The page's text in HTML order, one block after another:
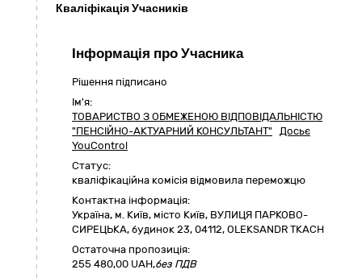
Кваліфікація Учасників
Інформація про Учасника
Рішення підписано
Ім'я:
ТОВАРИСТВО З ОБМЕЖЕНОЮ ВІДПОВІДАЛЬНІСТЮ
"ПЕНСІЙНО-АКТУАРНИЙ КОНСУЛЬТАНТ" Досьє
YouControl
Статус:
кваліфікаційна комісія відмовила переможцю
Контактна інформація:
Україна, м. Київ, місто Київ, ВУЛИЦЯ ПАРКОВО-
СИРЕЦЬКА, будинок 23, 04112, OLEKSANDR TKACH
Остаточна пропозиція:
255 480,00 UAH,без ПДВ